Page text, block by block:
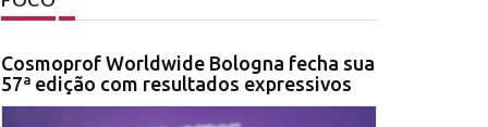
Cosmoprof Worldwide Bologna fecha sua
57ª edição com resultados expressivos